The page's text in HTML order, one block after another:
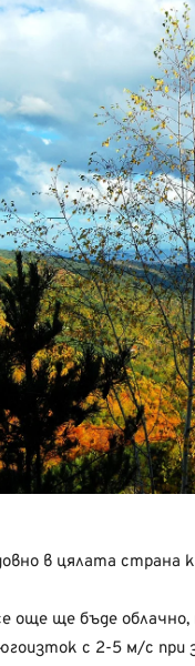
в цялата страна
още ще бъде
с 2-5 м/с при